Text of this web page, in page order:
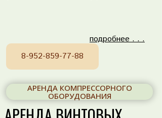
8-952-859-77-88
подробнее . . .
АРЕНДА КОМПРЕССОРНОГО
ОБОРУДОВАНИЯ